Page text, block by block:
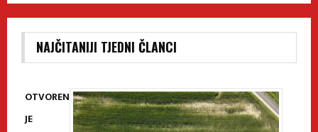
NAJČITANIJI TJEDNI ČLANCI
OTVOREN
JE